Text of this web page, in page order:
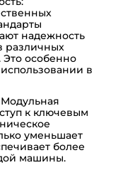
надежность
различных
Это особенно
в
к ключевым
уменьшает
более
машины.